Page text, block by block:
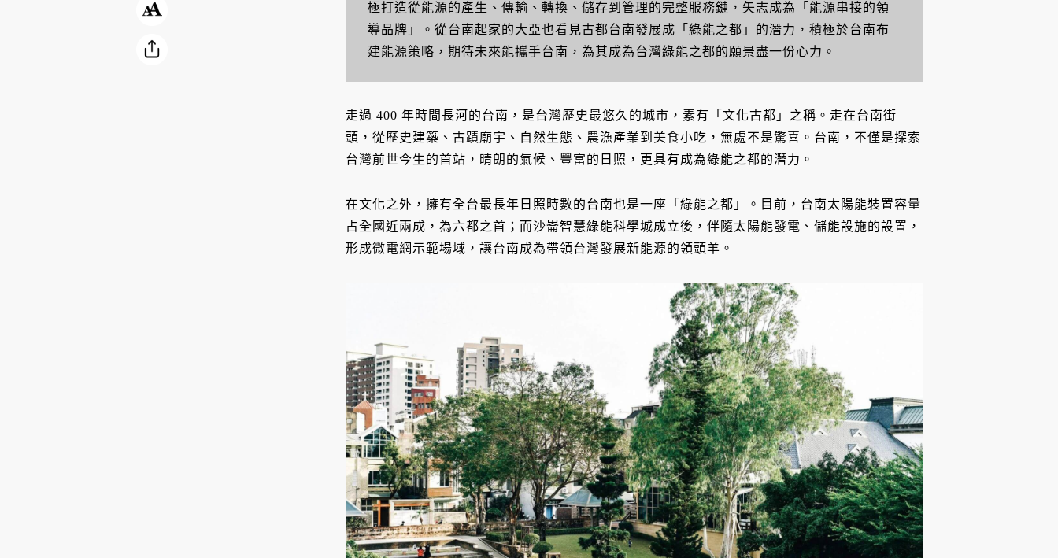
極打造從能源的產生、傳輸、轉換、儲存到管理的完整服務鏈，矢志成為「能源串接的領
導品牌」。從台南起家的大亞也看見古都台南發展成「綠能之都」的潛力，積極於台南布
建能源策略，期待未來能攜手台南，為其成為台灣綠能之都的願景盡一份心力。
走過 400 年時間長河的台南，是台灣歷史最悠久的城市，素有「文化古都」之稱。走在台南街
頭，從歷史建築、古蹟廟宇、自然生態、農漁產業到美食小吃，無處不是驚喜。台南，不僅是探索
台灣前世今生的首站，晴朗的氣候、豐富的日照，更具有成為綠能之都的潛力。
在文化之外，擁有全台最長年日照時數的台南也是一座「綠能之都」。目前，台南太陽能裝置容量
占全國近兩成，為六都之首；而沙崙智慧綠能科學城成立後，伴隨太陽能發電、儲能設施的設置，
形成微電網示範場域，讓台南成為帶領台灣發展新能源的領頭羊。